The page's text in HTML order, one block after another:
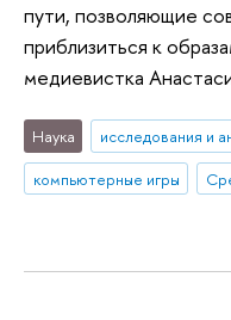
пути, позволяющие
приблизиться к
медиевистка
Наука исследования и
компьютерные игры